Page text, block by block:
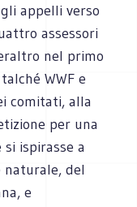
appelli verso
assessori
nel primo
WWF e
comitati, alla
per una
ispirasse a
del
e